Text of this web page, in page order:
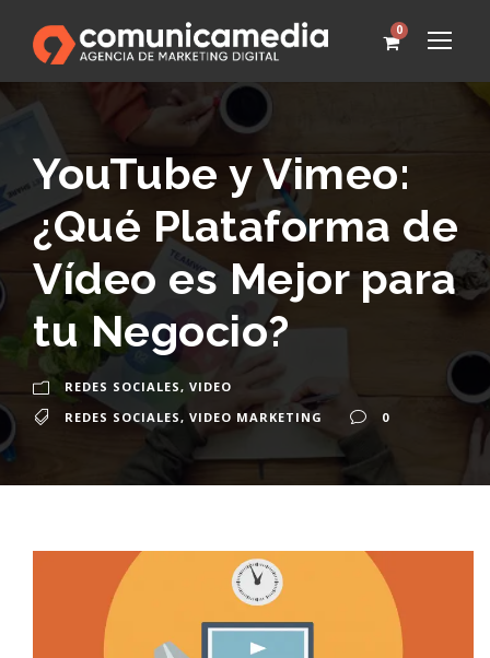
0
YouTube y Vimeo:
¿Qué Plataforma de
Vídeo es Mejor para
tu Negocio?
REDES SOCIALES, VIDEO
REDES SOCIALES, VIDEO MARKETING 0